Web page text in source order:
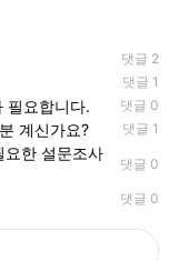
댓글 2
댓글 1
필요합니다. 댓글 0
계신가요? 댓글 1
요한 설문조사
댓글 0
댓글 0